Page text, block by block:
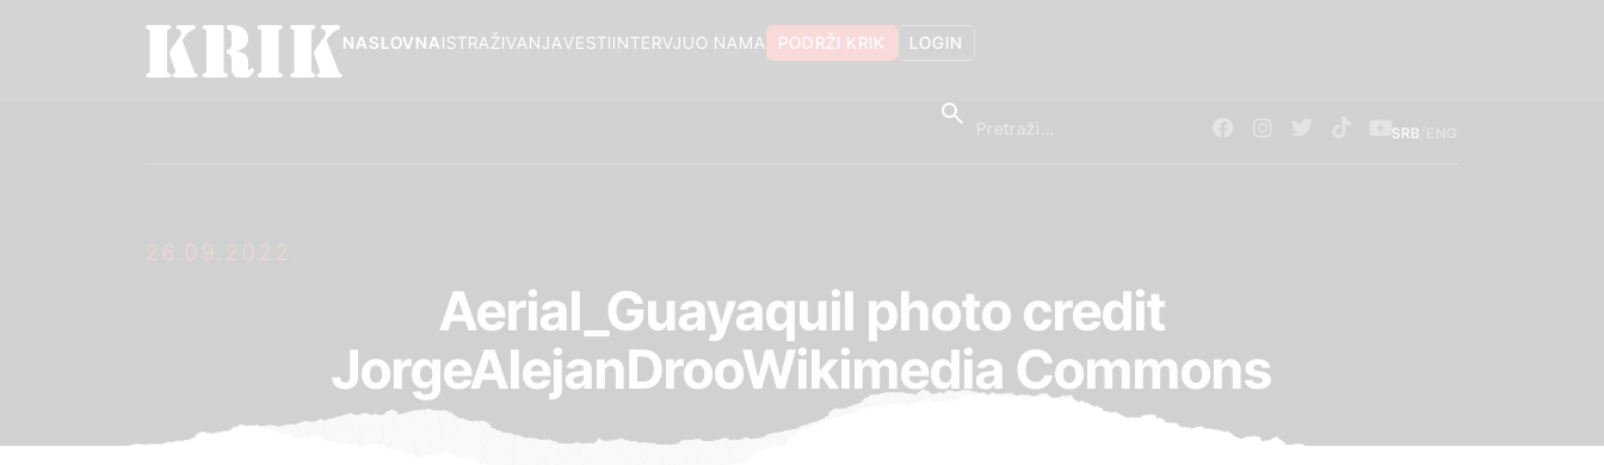
LOGIN
PODRŽI KRIK
O NAMA
INTERVJU
VESTI
ISTRAŽIVANJA
NASLOVNA
SRB
26.09.2022.
Aerial_Guayaquil photo credit
JorgeAlejanDrooWikimedia Commons